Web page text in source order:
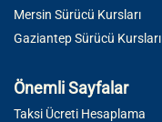
Mersin Sürücü Kursları
Gaziantep Sürücü Kursları
Önemli Sayfalar
Taksi Ücreti Hesaplama